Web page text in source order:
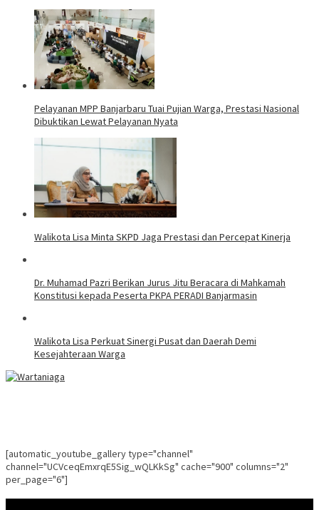
Pelayanan MPP Banjarbaru Tuai Pujian Warga, Prestasi Nasional
Dibuktikan Lewat Pelayanan Nyata
Walikota Lisa Minta SKPD Jaga Prestasi dan Percepat Kinerja
Dr. Muhamad Pazri Berikan Jurus Jitu Beracara di Mahkamah
Konstitusi kepada Peserta PKPA PERADI Banjarmasin
Walikota Lisa Perkuat Sinergi Pusat dan Daerah Demi
Kesejahteraan Warga
[automatic_youtube_gallery type="channel"
channel="UCVceqEmxrqE5Sig_wQLKkSg" cache="900" columns="2"
per_page="6"]